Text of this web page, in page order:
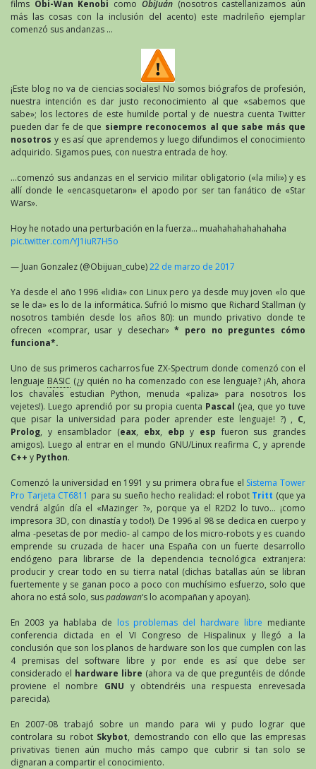
films Obi-Wan Kenobi como ObiJuán(nosotros castellanizamos aún
más las cosas con la inclusión del acento) este madrileño ejemplar
comenzó sus andanzas …
¡Este blog no va de ciencias sociales! No somos biógrafos de profesión,
nuestra intención es dar justo reconocimiento al que «sabemos que
sabe»; los lectores de este humilde portal y de nuestra cuenta Twitter
pueden dar fe de que siempre reconocemos al que sabe más que
nosotros y es así que aprendemos y luego difundimos el conocimiento
adquirido. Sigamos pues, con nuestra entrada de hoy.
…comenzó sus andanzas en el servicio militar obligatorio («la mili») y es
allí donde le «encasquetaron» el apodo por ser tan fanático de «Star
Wars».
Hoy he notado una perturbación en la fuerza… muahahahahahahaha
pic.twitter.com/YJ1iuR7H5o
— Juan Gonzalez (@Obijuan_cube)22 de marzo de 2017
Ya desde el año 1996 «lidia» con Linux pero ya desde muy joven «lo que
se le da» es lo de la informática. Sufrió lo mismo que Richard Stallman (y
nosotros también desde los años 80): un mundo privativo donde te
ofrecen «comprar, usar y desechar»* pero no preguntes cómo
funciona*.
Uno de sus primeros cacharros fue ZX-Spectrum donde comenzó con el
lenguaje BASIC (¿y quién no ha comenzado con ese lenguaje? ¡Ah, ahora
los chavales estudian Python, menuda «paliza» para nosotros los
vejetes!). Luego aprendió por su propia cuenta Pascal (¡ea, que yo tuve
que pisar la universidad para poder aprender este lenguaje! ?) , C,
Prolog, y ensamblador (eax, ebx, ebp y esp fueron sus grandes
amigos). Luego al entrar en el mundo GNU/Linux reafirma C, y aprende
C++ y Python.
Comenzó la universidad en 1991 y su primera obra fue el Sistema Tower
Pro Tarjeta CT6811 para su sueño hecho realidad: el robot Tritt (que ya
vendrá algún día el «Mazinger ?», porque ya el R2D2 lo tuvo… ¡como
impresora 3D, con dinastía y todo!). De 1996 al 98 se dedica en cuerpo y
alma -pesetas de por medio- al campo de los micro-robots y es cuando
emprende su cruzada de hacer una España con un fuerte desarrollo
endógeno para librarse de la dependencia tecnológica extranjera:
producir y crear todo en su tierra natal (dichas batallas aún se libran
fuertemente y se ganan poco a poco con muchísimo esfuerzo, solo que
ahora no está solo, suspadawan‘s lo acompañan y apoyan).
En 2003 ya hablaba de los problemas del hardware libre mediante
conferencia dictada en el VI Congreso de Hispalinux y llegó a la
conclusión que son los planos de hardware son los que cumplen con las
4 premisas del software libre y por ende es así que debe ser
considerado el hardware libre (ahora va de que preguntéis de dónde
proviene el nombre GNU y obtendréis una respuesta enrevesada
parecida).
En 2007-08 trabajó sobre un mando para wii y pudo lograr que
controlara su robot Skybot, demostrando con ello que las empresas
privativas tienen aún mucho más campo que cubrir si tan solo se
dignaran a compartir el conocimiento.